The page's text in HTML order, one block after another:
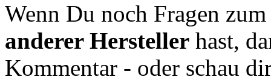
Wenn Du noch Fragen
anderer Hersteller hast,
Kommentar - oder schau